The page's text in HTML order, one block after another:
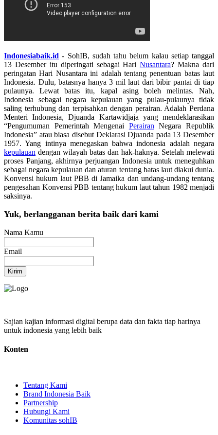
Indonesiabaik.id - SohIB, sudah tahu belum kalau setiap tanggal
13 Desember itu diperingati sebagai HariNusantara? Makna dari
peringatan Hari Nusantara ini adalah tentang penentuan batas laut
Indonesia. Dulu, batasnya hanya 3 mil laut dari bibir pantai di tiap
pulaunya. Lewat batas itu, kapal asing boleh melintas. Nah,
Indonesia sebagai negara kepulauan yang pulau-pulaunya tidak
saling terhubung dan terpisahkan dengan perairan. Adalah Perdana
Menteri Indonesia, Djuanda Kartawidjaja yang mendeklarasikan
“Pengumuman Pemerintah Mengenai Perairan Negara Republik
Indonesia” atau biasa disebut Deklarasi Djuanda pada 13 Desember
1957. Yang intinya menegaskan bahwa indonesia adalah negara
kepulauan dengan wilayah batas dan hak-haknya. Setelah melewati
proses Panjang, akhirnya perjuangan Indonesia untuk meneguhkan
sebagai negara kepulauan dan aturan tentang batas laut diakui dunia.
Konvensi hukum laut PBB di Jamaika dan undang-undang tentang
pengesahan Konvensi PBB tentang hukum laut tahun 1982 menjadi
saksinya.
Yuk, berlangganan berita baik dari kami
Nama Kamu
Email
Kirim
Sajian kajian informasi digital berupa data dan fakta tiap harinya
untuk indonesia yang lebih baik
Konten
Tentang Kami
Brand Indonesia Baik
Partnership
Hubungi Kami
Komunitas sohIB